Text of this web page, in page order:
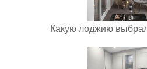
Какую лоджию